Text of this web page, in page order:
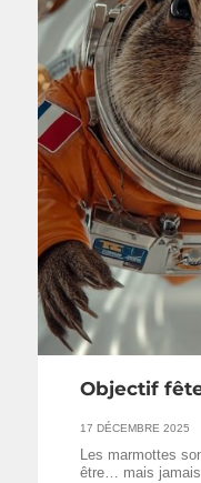
Objectif
17 DÉCEMBRE 2025
Les marmottes
être… mais